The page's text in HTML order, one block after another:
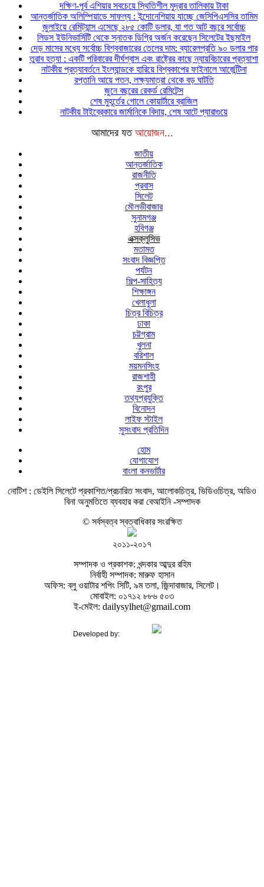
দক্ষিণ-পূর্ব এশিয়ার সবচেয়ে স্থিতিশীল মুদ্রার তালিকায় টাকা
আন্তর্জাতিক অলিম্পিয়াডে সাফল্য : ইন্দোনেশিয়ায় যাচ্ছে জেসিপিএসসির তামিম
জুলাইয়ে রেমিট্যান্স এসেছে ২৮৫ কোটি ডলার, যা গত আট বছরে সর্বোচ্চ
লিডস ইউনিভার্সিটি থেকে স্নাতক ডিগ্রি অর্জন করেছেন সিলেটের ইছমাইল
দেড় মাসের মধ্যে সর্বোচ্চ বিশ্ববাজারের তেলের দাম: ব্যারেলপ্রতি ৯০ ডলার পার
তুরাব হত্যা : একটি পরিবারের দীর্ঘশ্বাস এবং রাষ্ট্রের কাছে ন্যায়বিচারের প্রত্যাশা
নাটকীয় প্রত্যাবর্তনে ইংল্যান্ডকে হারিয়ে বিশ্বকাপের ফাইনালে আর্জেন্টিনা
রপ্তানি আয়ে পতন, লক্ষ্যমাত্রা থেকে বড় ঘাটতি
জুনে বছরের রেকর্ড রেমিটেন্স
শেষ মুহূর্তের গোলে কোয়ার্টারে ব্রাজিল
নাটকীয় টাইব্রেকারে জার্মানিকে বিদায়, শেষ আটে প্যারাগুয়ে
আমাদের যত আয়োজন...
জাতীয়
আন্তর্জাতিক
রাজনীতি
প্রবাস
সিলেট
মৌলভীবাজার
সুনামগঞ্জ
হবিগঞ্জ
এক্সক্লুসিভ
মতামত
সংবাদ বিজ্ঞপ্তি
পর্যটন
শিল্প-সাহিত্য
শিক্ষাঙ্গন
খেলাধুলা
চিত্র বিচিত্র
ঢাকা
চট্টগ্রাম
খুলনা
বরিশাল
ময়মনসিংহ
রাজশাহী
রংপুর
তথ্যপ্রযুক্তি
বিনোদন
লাইফ স্টাইল
সুসংবাদ প্রতিদিন
হোম
যোগাযোগ
বাংলা কনভার্টার
নোটিশ : ডেইলি সিলেটে প্রকাশিত/প্রচারিত সংবাদ, আলোকচিত্র, ভিডিওচিত্র, অডিও
বিনা অনুমতিতে ব্যবহার করা বেআইনি -সম্পাদক
© সর্বস্বত্ব স্বত্বাধিকার সংরক্ষিত
২০১১-২০১৭
সম্পাদক ও প্রকাশক: খন্দকার আব্দুর রহিম
নির্বাহী সম্পাদক: মারুফ হাসান
অফিস: ব্লু ওয়াটার শপিং সিটি, ৯ম তলা, জিন্দাবাজার, সিলেট।
মোবাইল: ০১৭১২ ৮৮৬ ৫০৩
ই-মেইল: dailysylhet@gmail.com
Developed by: